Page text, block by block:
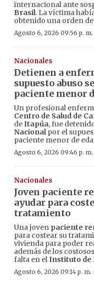
internacional ante
Brasil. La víctima
obtenido una orden
Agosto 6, 2026 09:56 p. m.
Nacionales
Detienen a
supuesto abuso
paciente menor
Un profesional
Centro de Salud de
deItapúa, fue
Nacionalpor el
paciente menor de
Agosto 6, 2026 09:46 p. m.
Nacionales
Joven paciente
ayudar para
tratamiento
Una joven paciente
para costear su
vivienda para poder
además de los
falta en elInstituto de
Agosto 6, 2026 09:14 p. m. ·